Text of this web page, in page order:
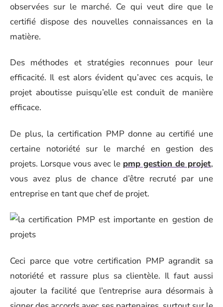
observées sur le marché. Ce qui veut dire que le
certifié dispose des nouvelles connaissances en la
matière.
Des méthodes et stratégies reconnues pour leur
efficacité. Il est alors évident qu’avec ces acquis, le
projet aboutisse puisqu’elle est conduit de manière
efficace.
De plus, la certification PMP donne au certifié une
certaine notoriété sur le marché en gestion des
projets. Lorsque vous avec le pmp gestion de projet,
vous avez plus de chance d’être recruté par une
entreprise en tant que chef de projet.
Ceci parce que votre certification PMP agrandit sa
notoriété et rassure plus sa clientèle. Il faut aussi
ajouter la facilité que l’entreprise aura désormais à